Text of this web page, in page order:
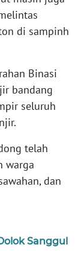
di sampinh
Binasi
bandang
seluruh
telah
warga
dan
Sanggul